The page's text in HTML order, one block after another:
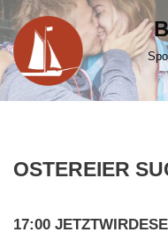
Zum
Inhalt
springen
OSTEREIER
17:00